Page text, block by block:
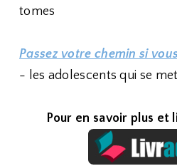
tomes
Passez votre chemin si
- les adolescents qui se
Pour en savoir plus et